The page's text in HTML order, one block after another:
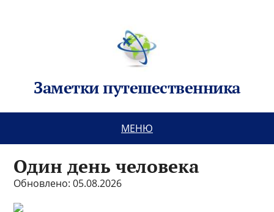
Заметки путешественника
МЕНЮ
Один день человека
Обновлено: 05.08.2026